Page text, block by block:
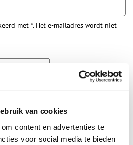
van cookies
content en advertenties te
voor social media te bieden
met *. Het e-mailadres wordt niet
hoogte gehouden wil worden.